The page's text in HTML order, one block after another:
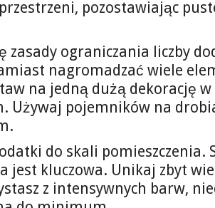
pozostawiając
zasady ograniczania liczby
nagromadzać wiele
na jedną dużą dekorację
Używaj pojemników na
do skali pomieszczenia.
jest kluczowa. Unikaj zbyt
z intensywnych barw,